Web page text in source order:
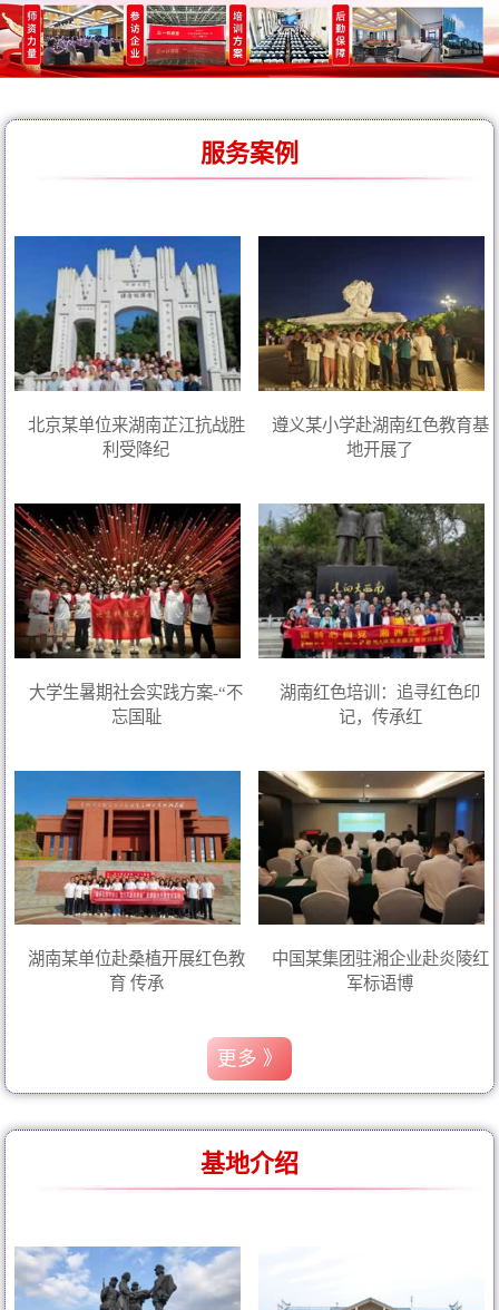
服务案例
北京某单位来湖南芷江抗战胜
利受降纪
遵义某小学赴湖南红色教育基
地开展了
大学生暑期社会实践方案-“不
忘国耻
湖南红色培训：追寻红色印
记，传承红
湖南某单位赴桑植开展红色教
育 传承
中国某集团驻湘企业赴炎陵红
军标语博
更多 》
基地介绍